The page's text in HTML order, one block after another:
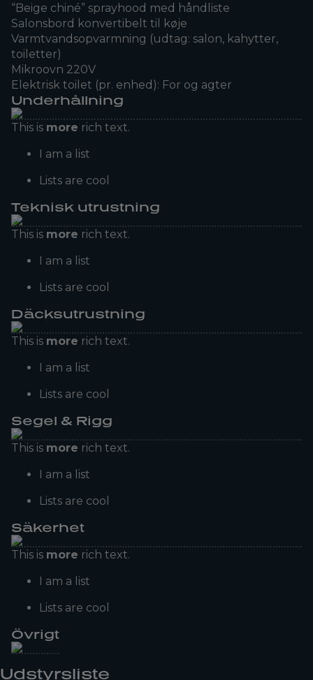
“Beige chiné” sprayhood med håndliste
Salonsbord konvertibelt til køje
Varmtvandsopvarmning (udtag: salon, kahytter,
toiletter)
Mikroovn 220V
Elektrisk toilet (pr. enhed): For og agter
Underhållning
This is more rich text.
I am a list
Lists are cool
Teknisk utrustning
This is more rich text.
I am a list
Lists are cool
Däcksutrustning
This is more rich text.
I am a list
Lists are cool
Segel & Rigg
This is more rich text.
I am a list
Lists are cool
Säkerhet
This is more rich text.
I am a list
Lists are cool
Övrigt
Udstyrsliste